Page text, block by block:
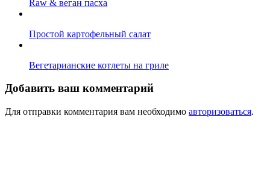
Raw & веган пасха
Простой картофельный салат
Вегетарианские котлеты на гриле
Добавить ваш комментарий
Для отправки комментария вам необходимо авторизоваться.